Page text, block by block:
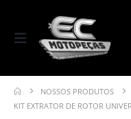
NOSSOS PRODUTOS
KIT EXTRATOR DE ROTOR